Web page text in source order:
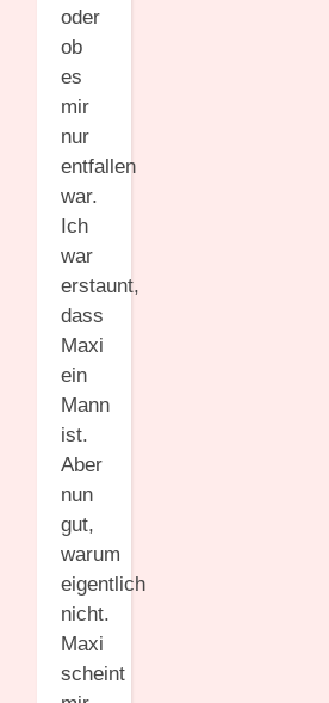
oder
ob
es
mir
nur
entfallen
war.
Ich
war
erstaunt,
dass
Maxi
ein
Mann
ist.
Aber
nun
gut,
warum
eigentlich
nicht.
Maxi
scheint